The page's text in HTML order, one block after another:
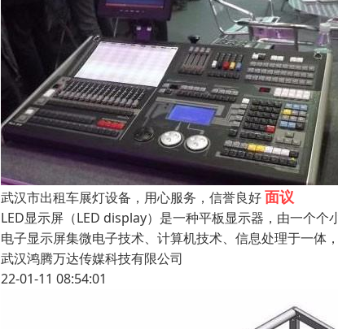
武汉市出租车展灯设备，用心服务，信誉良好面议
LED显示屏（LED display）是一种平板显示器，由一个
电子显示屏集微电子技术、计算机技术、信息处理于一体
武汉鸿腾万达传媒科技有限公司
22-01-11 08:54:01